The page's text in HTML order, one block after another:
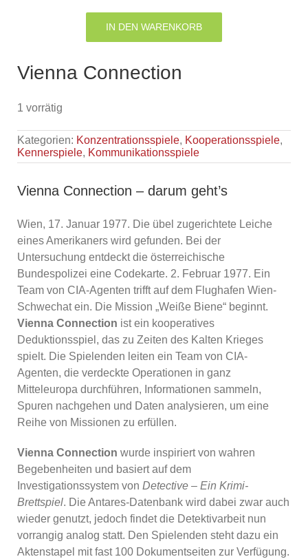
Connection
Menge
IN DEN WARENKORB
Vienna Connection
1 vorrätig
Kategorien: Konzentrationsspiele, Kooperationsspiele,
Kennerspiele, Kommunikationsspiele
Vienna Connection – darum geht’s
Wien, 17. Januar 1977. Die übel zugerichtete Leiche
eines Amerikaners wird gefunden. Bei der
Untersuchung entdeckt die österreichische
Bundespolizei eine Codekarte. 2. Februar 1977. Ein
Team von CIA-Agenten trifft auf dem Flughafen Wien-
Schwechat ein. Die Mission „Weiße Biene“ beginnt.
Vienna Connection ist ein kooperatives
Deduktionsspiel, das zu Zeiten des Kalten Krieges
spielt. Die Spielenden leiten ein Team von CIA-
Agenten, die verdeckte Operationen in ganz
Mitteleuropa durchführen, Informationen sammeln,
Spuren nachgehen und Daten analysieren, um eine
Reihe von Missionen zu erfüllen.
Vienna Connection wurde inspiriert von wahren
Begebenheiten und basiert auf dem
Investigationssystem von Detective – Ein Krimi-
Brettspiel. Die Antares-Datenbank wird dabei zwar auch
wieder genutzt, jedoch findet die Detektivarbeit nun
vorrangig analog statt. Den Spielenden steht dazu ein
Aktenstapel mit fast 100 Dokumentseiten zur Verfügung.